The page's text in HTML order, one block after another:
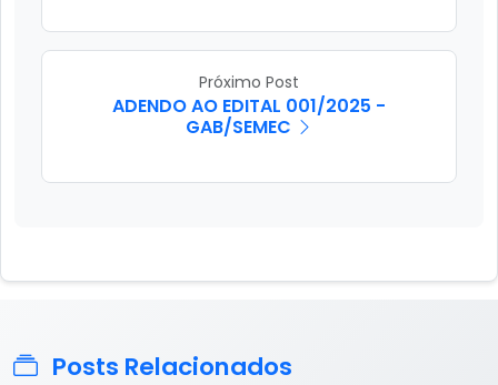
Próximo Post
ADENDO AO EDITAL 001/2025 -
GAB/SEMEC
Posts Relacionados